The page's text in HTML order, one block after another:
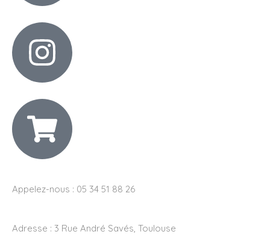
Appelez-nous : 05 34 51 88 26
Adresse : 3 Rue André Savés, Toulouse